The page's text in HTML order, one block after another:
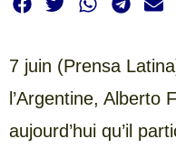
7 juin (Prensa
l’Argentine, Alberto
aujourd’hui qu’il